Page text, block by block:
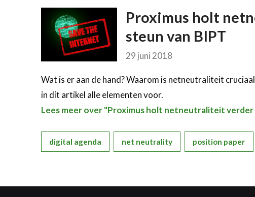
Proximus holt
steun van BIPT
29 juni 2018
Wat is er aan de hand? Waarom is netneutraliteit
in dit artikel alle elementen voor.
Lees meer over "Proximus holt netneutraliteit
digital agenda net neutrality position paper